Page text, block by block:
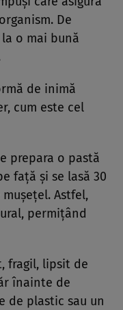
De
o mai bună
de inimă
cum este cel
prepara o pastă
faţă şi se lasă 30
Astfel,
permiţând
fragil, lipsit de
înainte de
de plastic sau un